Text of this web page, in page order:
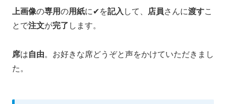
上画像の専用の用紙に✔を記入して、 店員さんに渡すこ
とで注文が完了します。
席は自由。お好きな席どうぞと声をかけていただきまし
た。